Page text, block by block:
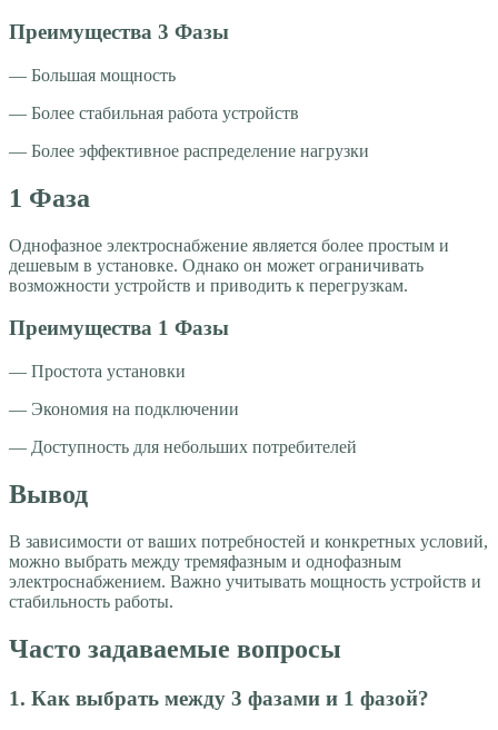
Преимущества 3 Фазы
— Большая мощность
— Более стабильная работа устройств
— Более эффективное распределение нагрузки
1 Фаза
Однофазное электроснабжение является более простым и
дешевым в установке. Однако он может ограничивать
возможности устройств и приводить к перегрузкам.
Преимущества 1 Фазы
— Простота установки
— Экономия на подключении
— Доступность для небольших потребителей
Вывод
В зависимости от ваших потребностей и конкретных условий,
можно выбрать между тремяфазным и однофазным
электроснабжением. Важно учитывать мощность устройств и
стабильность работы.
Часто задаваемые вопросы
1. Как выбрать между 3 фазами и 1 фазой?